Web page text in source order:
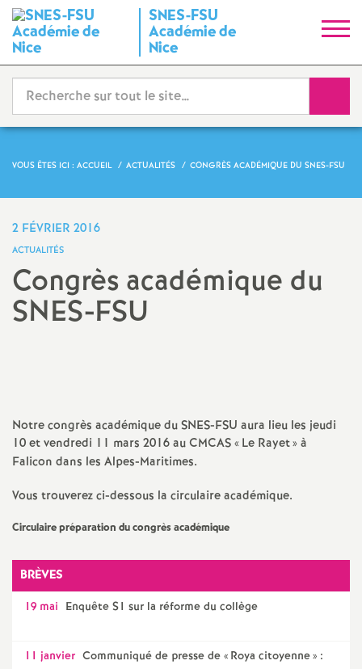
SNES-FSU
Académie de
Nice
y
n
d
i
a
t
i
n
a
l
VOUS ÊTES ICI : ACCUEIL ACTUALITÉS CONGRÈS ACADÉMIQUE DU SNES-FSU
2 FÉVRIER 2016
ACTUALITÉS
Congrès académique du
SNES-FSU
Notre congrès académique du SNES-FSU aura lieu les jeudi
10 et vendredi 11 mars 2016 au CMCAS «Le Rayet» à
Falicon dans les Alpes-Maritimes.
Vous trouverez ci-dessous la circulaire académique.
Circulaire préparation du congrès académique
BRÈVES
19 mai Enquête S1 sur la réforme du collège
11 janvier Communiqué de presse de « Roya citoyenne» :